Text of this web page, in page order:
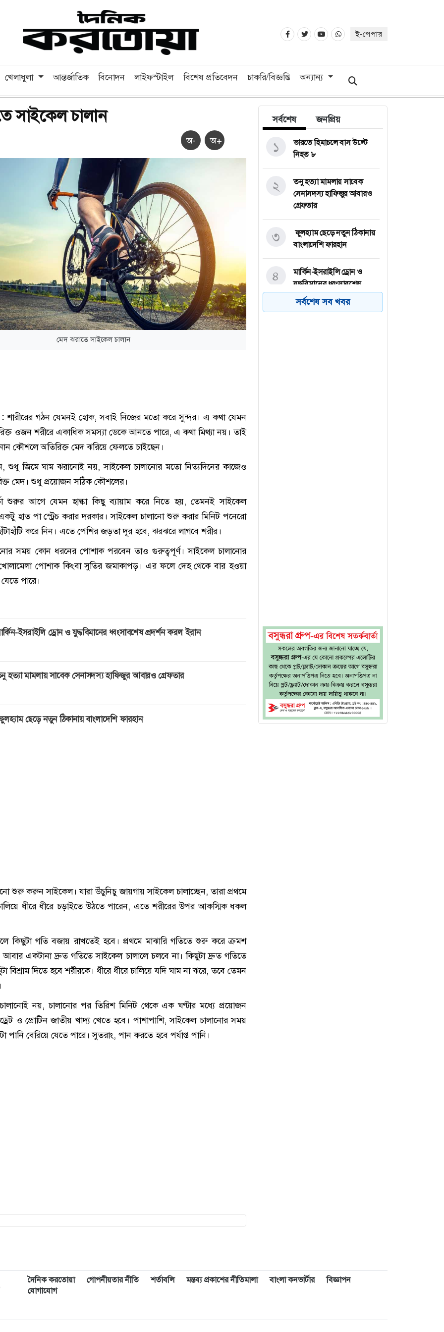
ই-পেপার
খেলাধুলা আন্তর্জাতিক বিনোদন লাইফস্টাইল বিশেষ প্রতিবেদন চাকরি/বিজ্ঞপ্তি অন্যান্য
সাইকেল চালান
অ- অ+
মেদ ঝরাতে সাইকেল চালান
:শারীরের গঠন যেমনই হোক, সবাই নিজের মতো করে সুন্দর। এ কথা যেমন
ওজন শরীরে একাধিক সমস্যা ডেকে আনতে পারে, এ কথা মিথ্যা নয়। তাই
কৌশলে অতিরিক্ত মেদ ঝরিয়ে ফেলতে চাইছেন।
শুধু জিমে ঘাম ঝরানোই নয়, সাইকেল চালানোর মতো নিত্যদিনের কাজেও
মেদ। শুধু প্রয়োজন সঠিক কৌশলের।
শুরুর আগে যেমন হাল্কা কিছু ব্যায়াম করে নিতে হয়, তেমনই সাইকেল
হাত পা স্ট্রেচ করার দরকার। সাইকেল চালানো শুরু করার মিনিট পনেরো
করে নিন। এতে পেশির জড়তা দূর হবে, ঝরঝরে লাগবে শরীর।
সময় কোন ধরনের পোশাক পরবেন তাও গুরুত্বপূর্ণ। সাইকেল চালানোর
পোশাক কিংবা সুতির জমাকাপড়। এর ফলে দেহ থেকে বার হওয়া
পারে।
ইসরাইলি ড্রোন ও যুদ্ধবিমানের ধ্বংসাবশেষ প্রদর্শন করল ইরান
হত্যা মামলায় সাবেক সেনাসদস্য হাফিজুর আবারও গ্রেফতার
ছেড়ে নতুন ঠিকানায় বাংলাদেশি ফারহান
শুরু করুন সাইকেল। যারা উঁচুনিচু জায়গায় সাইকেল চালাচ্ছেন, তারা প্রথমে
ধীরে ধীরে চড়াইতে উঠতে পারেন, এতে শরীরের উপর আকস্মিক ধকল
কিছুটা গতি বজায় রাখতেই হবে। প্রথমে মাঝারি গতিতে শুরু করে ক্রমশ
আবার একটানা দ্রুত গতিতে সাইকেল চালালে চলবে না। কিছুটা দ্রুত গতিতে
বিশ্রাম দিতে হবে শরীরকে। ধীরে ধীরে চালিয়ে যদি ঘাম না ঝরে, তবে তেমন
নয়, চালানোর পর তিরিশ মিনিট থেকে এক ঘণ্টার মধ্যে প্রয়োজন
ও প্রোটিন জাতীয় খাদ্য খেতে হবে। পাশাপাশি, সাইকেল চালানোর সময়
পানি বেরিয়ে যেতে পারে। সুতরাং, পান করতে হবে পর্যাপ্ত পানি।
সর্বশেষ জনপ্রিয়
ভারতে হিমাচলে বাস উল্টে
নিহত ৮
১
তনু হত্যা মামলায় সাবেক
সেনাসদস্য হাফিজুর আবারও
গ্রেফতার
২
ফুলহ্যাম ছেড়ে নতুন ঠিকানায়
বাংলাদেশি ফারহান
৩
মার্কিন-ইসরাইলি ড্রোন ও
যুদ্ধবিমানের ধ্বংসাবশেষ
প্রদর্শন করল ইরান
৪
সর্বশেষ সব খবর
দৈনিক করতোয়া গোপনীয়তার নীতি শর্তাবলি মন্তব্য প্রকাশের নীতিমালা বাংলা কনভার্টার
বিজ্ঞাপন
যোগাযোগ